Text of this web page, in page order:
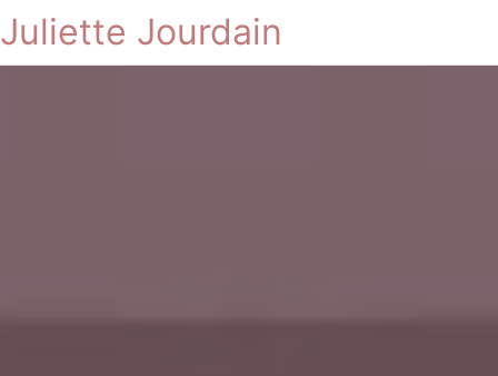
Juliette Jourdain